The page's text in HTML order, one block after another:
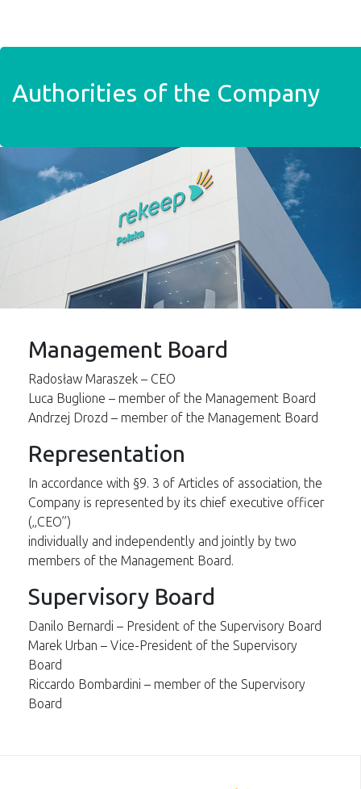
Skip to main content
Authorities of the Company
Management Board
Radosław Maraszek – CEO
Luca Buglione – member of the Management Board
Andrzej Drozd – member of the Management Board
Representation
In accordance with §9. 3 of Articles of association, the
Company is represented by its chief executive officer
(„CEO”)
individually and independently and jointly by two
members of the Management Board.
Supervisory Board
Danilo Bernardi – President of the Supervisory Board
Marek Urban – Vice-President of the Supervisory
Board
Riccardo Bombardini – member of the Supervisory
Board